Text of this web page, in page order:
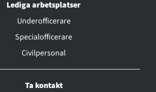
Lediga arbetsplatser
Underofficerare
Specialofficerare
Civilpersonal
Ta kontakt